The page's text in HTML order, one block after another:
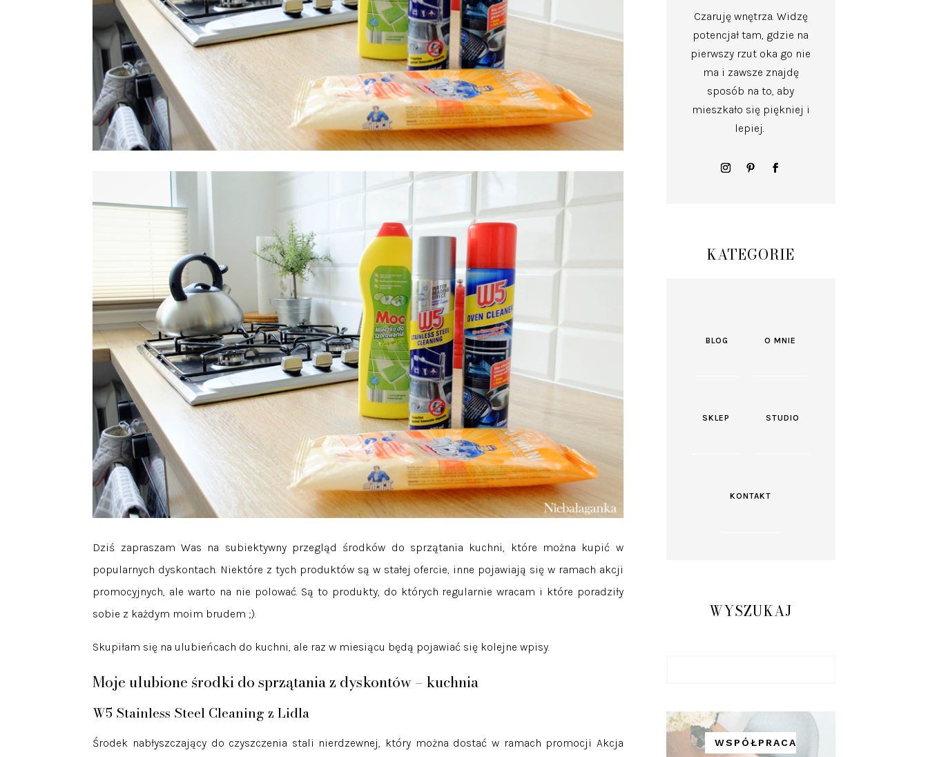
Dziś zapraszam Was na subiektywny przegląd środków do sprzątania kuchni, które można kupić w
popularnych dyskontach. Niektóre z tych produktów są w stałej ofercie, inne pojawiają się w ramach akcji
promocyjnych, ale warto na nie polować. Są to produkty, do których regularnie wracam i które poradziły
sobie z każdym moim brudem ;).
Skupiłam się na ulubieńcach do kuchni, ale raz w miesiącu będą pojawiać się kolejne wpisy.
Moje ulubione środki do sprzątania z dyskontów – kuchnia
W5 Stainless Steel Cleaning z Lidla
Środek nabłyszczający do czyszczenia stali nierdzewnej, który można dostać w ramach promocji Akcja
Czaruję wnętrza. Widzę
potencjał tam, gdzie na
pierwszy rzut oka go nie
ma i zawsze znajdę
sposób na to, aby
mieszkało się piękniej i
lepiej.
KATEGORIE
BLOG O MNIE
SKLEP STUDIO
KONTAKT
WYSZUKAJ
WSPÓŁPRACA